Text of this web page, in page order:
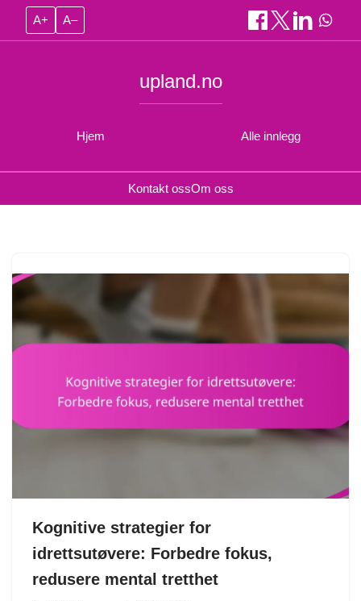
A+ A–
Hjem
upland.no
Alle innlegg
Kontakt ossOm oss
Kognitive strategier for
idrettsutøvere: Forbedre fokus,
redusere mental tretthet